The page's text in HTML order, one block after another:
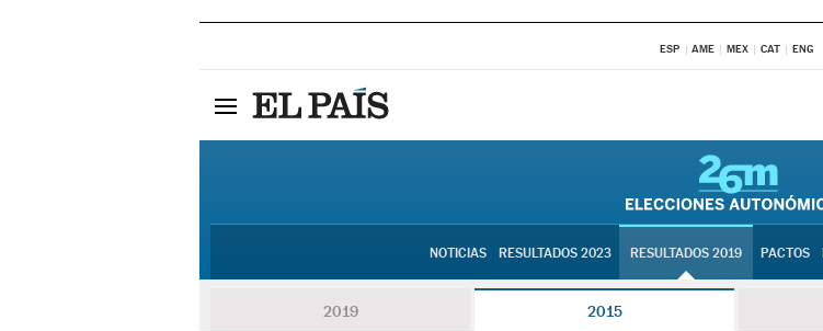
ESP AME MEX CAT ENG
NOTICIAS RESULTADOS 2023 RESULTADOS 2019 PACTOS
2019 2015